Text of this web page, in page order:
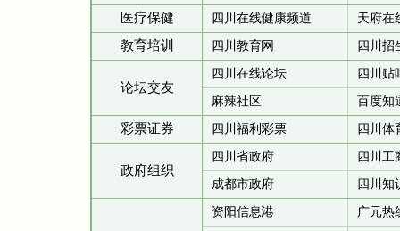
医疗保健 四川在线健康频道 天府在
教育培训 四川教育网 四川招
论坛交友
四川在线论坛
四川贴
麻辣社区
百度知
彩票证券 四川福利彩票 四川体
政府组织
四川省政府
四川工
成都市政府
四川知
资阳信息港
广元热